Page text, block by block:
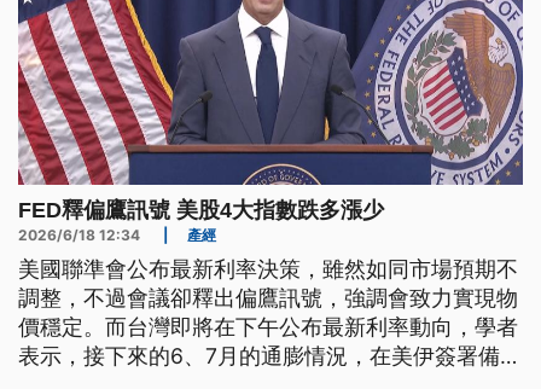
FED釋偏鷹訊號 美股4大指數跌多漲少
2026/6/18 12:34 產經
美國聯準會公布最新利率決策，雖然如同市場預期不
調整，不過會議卻釋出偏鷹訊號，強調會致力實現物
價穩定。而台灣即將在下午公布最新利率動向，學者
表示，接下來的6、7月的通膨情況，在美伊簽署備忘